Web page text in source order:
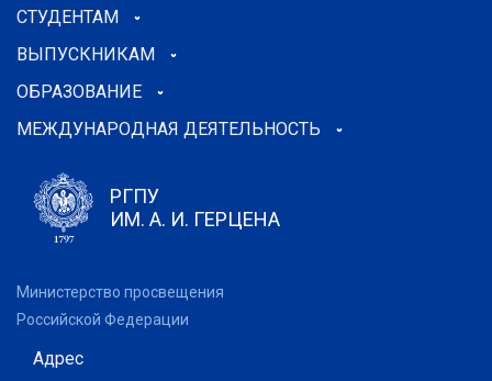
СТУДЕНТАМ
ВЫПУСКНИКАМ
ОБРАЗОВАНИЕ
МЕЖДУНАРОДНАЯ ДЕЯТЕЛЬНОСТЬ
РГПУ
ИМ. А. И. ГЕРЦЕНА
Министерство просвещения
Российской Федерации
Адрес